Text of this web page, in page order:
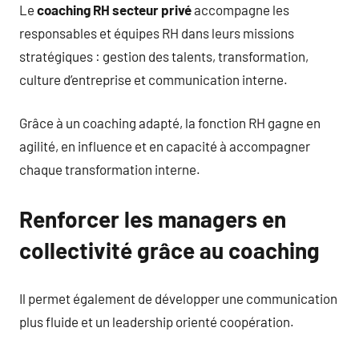
Le coaching RH secteur privéaccompagne les
responsables et équipes RH dans leurs missions
stratégiques : gestion des talents, transformation,
culture d’entreprise et communication interne.
Grâce à un coaching adapté, la fonction RH gagne en
agilité, en influence et en capacité à accompagner
chaque transformation interne.
Renforcer les managers en
collectivité grâce au coaching
Il permet également de développer une communication
plus fluide et un leadership orienté coopération.